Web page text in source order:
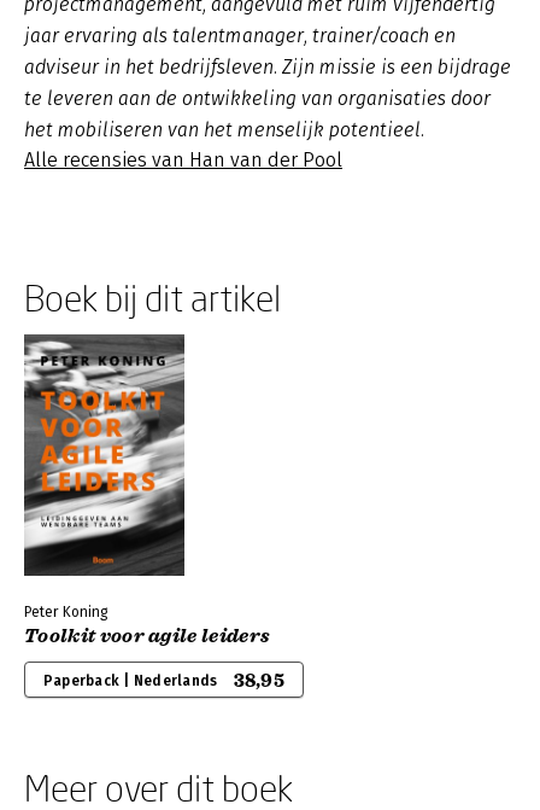
jaar ervaring als talentmanager, trainer/coach en
adviseur in het bedrijfsleven. Zijn missie is een bijdrage
te leveren aan de ontwikkeling van organisaties door
het mobiliseren van het menselijk potentieel.
Alle recensies van Han van der Pool
Boek bij dit artikel
Peter Koning
Toolkit voor agile leiders
Paperback | Nederlands 38,95
Meer over dit boek